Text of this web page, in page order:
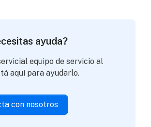
ayuda?
equipo de servicio al
aquí para ayudarlo.
con nosotros